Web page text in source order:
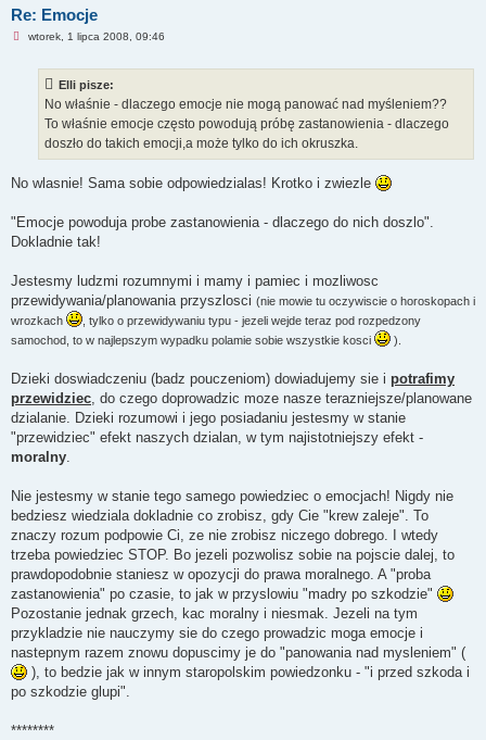
Re: Emocje
N
a
n
p
o
s
wtorek, 1 lipca 2008, 09:46
Elli pisze:
No właśnie - dlaczego emocje nie mogą panować nad myśleniem??
To właśnie emocje często powodują próbę zastanowienia - dlaczego
doszło do takich emocji,a może tylko do ich okruszka.
No wlasnie! Sama sobie odpowiedzialas! Krotko i zwiezle
"Emocje powoduja probe zastanowienia - dlaczego do nich doszlo".
Dokladnie tak!
Jestesmy ludzmi rozumnymi i mamy i pamiec i mozliwosc
przewidywania/planowania przyszlosci (nie mowie tu oczywiscie o horoskopach i
wrozkach
, tylko o przewidywaniu typu - jezeli wejde teraz pod rozpedzony
samochod, to w najlepszym wypadku polamie sobie wszystkie kosci
).
Dzieki doswiadczeniu (badz pouczeniom) dowiadujemy sie i potrafimy
przewidziec , do czego doprowadzic moze nasze terazniejsze/planowane
dzialanie. Dzieki rozumowi i jego posiadaniu jestesmy w stanie
"przewidziec" efekt naszych dzialan, w tym najistotniejszy efekt -
moralny
Nie jestesmy w stanie tego samego powiedziec o emocjach! Nigdy nie
bedziesz wiedziala dokladnie co zrobisz, gdy Cie "krew zaleje". To
znaczy rozum podpowie Ci, ze nie zrobisz niczego dobrego. I wtedy
trzeba powiedziec STOP. Bo jezeli pozwolisz sobie na pojscie dalej, to
prawdopodobnie staniesz w opozycji do prawa moralnego. A "proba
zastanowienia" po czasie, to jak w przyslowiu "madry po szkodzie"
Pozostanie jednak grzech, kac moralny i niesmak. Jezeli na tym
przykladzie nie nauczymy sie do czego prowadzic moga emocje i
nastepnym razem znowu dopuscimy je do "panowania nad mysleniem" (
), to bedzie jak w innym staropolskim powiedzonku - "i przed szkoda i
po szkodzie glupi".
********